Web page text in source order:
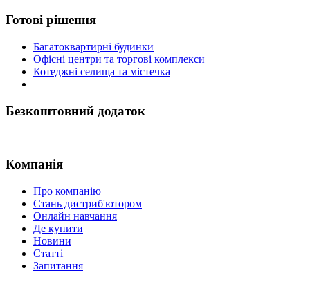
Готові рішення
Багатоквартирні будинки
Офісні центри та торгові комплекси
Котеджні селища та містечка
Безкоштовний додаток
Компанія
Про компанію
Стань дистриб'ютором
Онлайн навчання
Де купити
Новини
Статті
Запитання